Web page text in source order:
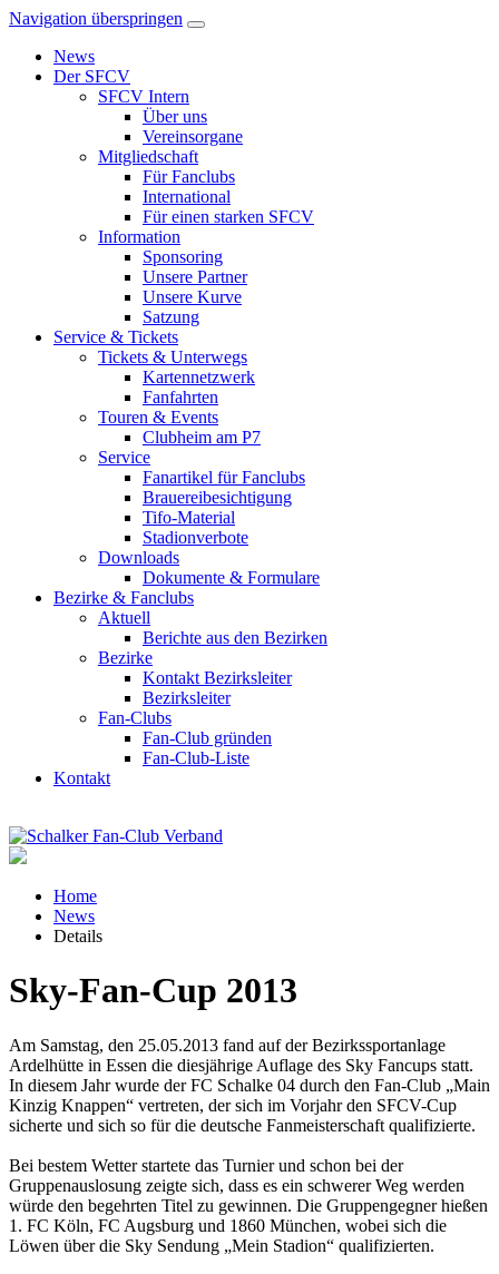
Navigation überspringen
News
Der SFCV
SFCV Intern
Über uns
Vereinsorgane
Mitgliedschaft
Für Fanclubs
International
Für einen starken SFCV
Information
Sponsoring
Unsere Partner
Unsere Kurve
Satzung
Service & Tickets
Tickets & Unterwegs
Kartennetzwerk
Fanfahrten
Touren & Events
Clubheim am P7
Service
Fanartikel für Fanclubs
Brauereibesichtigung
Tifo-Material
Stadionverbote
Downloads
Dokumente & Formulare
Bezirke & Fanclubs
Aktuell
Berichte aus den Bezirken
Bezirke
Kontakt Bezirksleiter
Bezirksleiter
Fan-Clubs
Fan-Club gründen
Fan-Club-Liste
Kontakt
Home
News
Details
Sky-Fan-Cup 2013
Am Samstag, den 25.05.2013 fand auf der Bezirkssportanlage
Ardelhütte in Essen die diesjährige Auflage des Sky Fancups statt.
In diesem Jahr wurde der FC Schalke 04 durch den Fan-Club „Main
Kinzig Knappen“ vertreten, der sich im Vorjahr den SFCV-Cup
sicherte und sich so für die deutsche Fanmeisterschaft qualifizierte.
Bei bestem Wetter startete das Turnier und schon bei der
Gruppenauslosung zeigte sich, dass es ein schwerer Weg werden
würde den begehrten Titel zu gewinnen. Die Gruppengegner hießen
1. FC Köln, FC Augsburg und 1860 München, wobei sich die
Löwen über die Sky Sendung „Mein Stadion“ qualifizierten.